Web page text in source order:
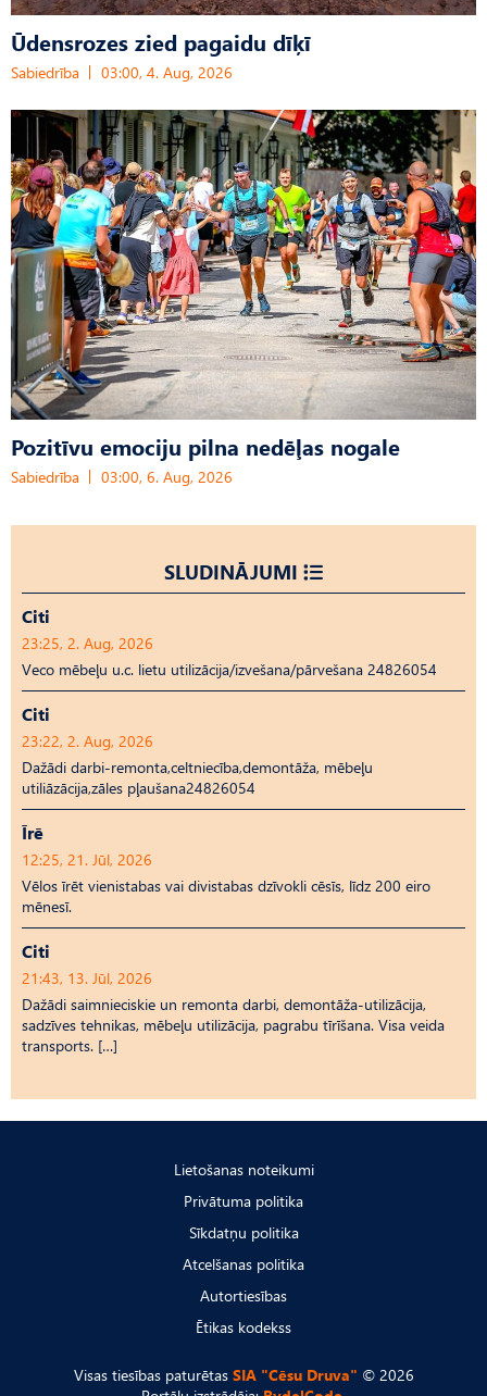
Ūdensrozes zied pagaidu dīķī
Sabiedrība 03:00, 4. Aug, 2026
Pozitīvu emociju pilna nedēļas nogale
Sabiedrība 03:00, 6. Aug, 2026
SLUDINĀJUMI
Citi
23:25, 2. Aug, 2026
Veco mēbeļu u.c. lietu utilizācija/izvešana/pārvešana 24826054
Citi
23:22, 2. Aug, 2026
Dažādi darbi-remonta,celtniecība,demontāža, mēbeļu
utiliāzācija,zāles pļaušana24826054
Īrē
12:25, 21. Jūl, 2026
Vēlos īrēt vienistabas vai divistabas dzīvokli cēsīs, līdz 200 eiro
mēnesī.
Citi
21:43, 13. Jūl, 2026
Dažādi saimnieciskie un remonta darbi, demontāža-utilizācija,
sadzīves tehnikas, mēbeļu utilizācija, pagrabu tīrīšana. Visa veida
transports. […]
Lietošanas noteikumi
Privātuma politika
Sīkdatņu politika
Atcelšanas politika
Autortiesības
Ētikas kodekss
Visas tiesības paturētas SIA "Cēsu Druva" © 2026